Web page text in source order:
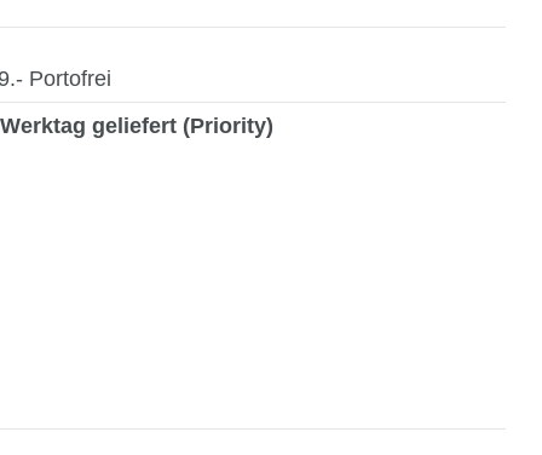
Portofrei
geliefert (Priority)